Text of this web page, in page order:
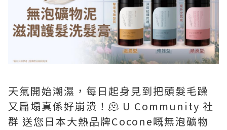
天氣開始潮濕，每日起身見到把頭髮毛躁
又扁塌真係好崩潰！🫠 U Community 社
群 送您日本大熱品牌Cocone嘅無泡礦物